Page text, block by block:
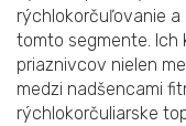
rýchlokorčuľovanie
tomto segmente. Ich
priaznivcov nielen
medzi nadšencami
rýchlokorčuliarske